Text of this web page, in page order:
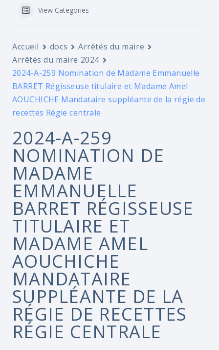
View Categories
Accueil docs
Arrêtés du maire
Arrêtés du maire 2024
2024-A-259 Nomination de Madame Emmanuelle
BARRET Régisseuse titulaire et Madame Amel
AOUCHICHE Mandataire suppléante de la régie de
recettes Régie centrale
2024-A-259
NOMINATION DE
MADAME
EMMANUELLE
BARRET RÉGISSEUSE
TITULAIRE ET
MADAME AMEL
AOUCHICHE
MANDATAIRE
SUPPLÉANTE DE LA
RÉGIE DE RECETTES
RÉGIE CENTRALE